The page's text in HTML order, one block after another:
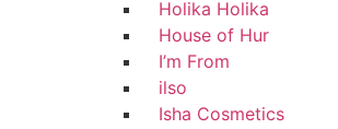
Holika Holika
House of Hur
I’m From
ilso
Isha Cosmetics